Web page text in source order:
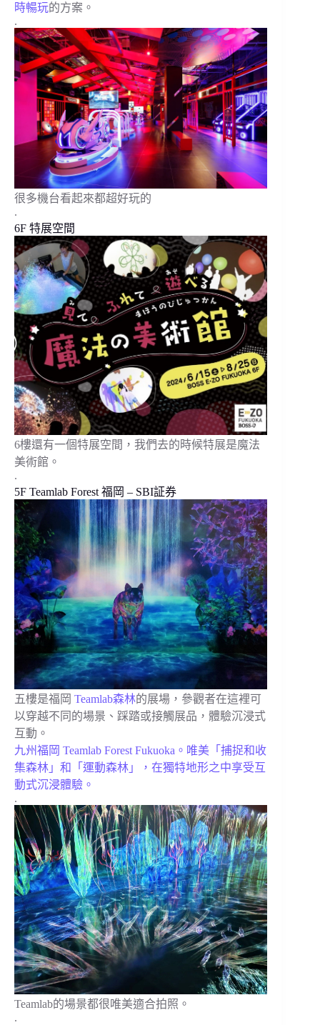
時暢玩的方案。
.
很多機台看起來都超好玩的
.
6F 特展空間
6樓還有一個特展空間，我們去的時候特展是魔法
美術館。
.
5F Teamlab Forest 福岡 – SBI証券
五樓是福岡 Teamlab森林的展場，參觀者在這裡可
以穿越不同的場景、踩踏或接觸展品，體驗沉浸式
互動。
九州福岡 Teamlab Forest Fukuoka。唯美「捕捉和收
集森林」和「運動森林」，在獨特地形之中享受互
動式沉浸體驗。
.
Teamlab的場景都很唯美適合拍照。
.